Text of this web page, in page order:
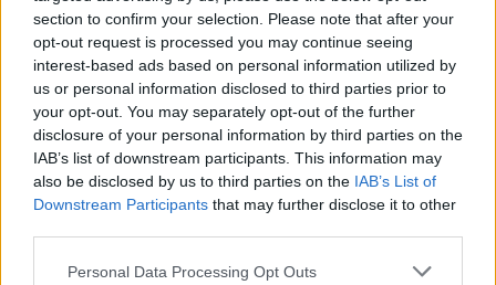
section to confirm your selection. Please note that after your
opt-out request is processed you may continue seeing
interest-based ads based on personal information utilized by
us or personal information disclosed to third parties prior to
your opt-out. You may separately opt-out of the further
disclosure of your personal information by third parties on the
IAB’s list of downstream participants. This information may
also be disclosed by us to third parties on the IAB’s List of
Downstream Participants that may further disclose it to other
Personal Data Processing Opt Outs
αυτοκινητοβιομηχανία
Νέο Audi A2 e-tron με στόχο την κορυφή της αποδοτικότητας
Ευρωπαϊκό Κορασίδων: Άνετη
νίκη της Ελλάδας στην
πρεμιέρα, 78-36 την Ιρλανδία
Γιαννακόπουλος: «Όταν σου
ρίχνουν μια πέτρα, τους
καταστρέφεις» (vid)